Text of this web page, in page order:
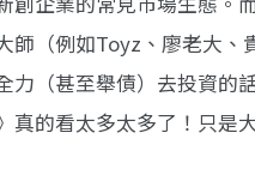
師（例如Toyz、廖老大
力（甚至舉債）去投資
真的看太多太多了！只是